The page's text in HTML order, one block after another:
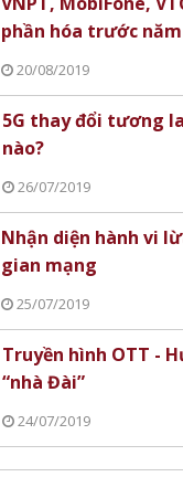
phần hóa trước năm
20/08/2019
5G thay đổi tương
nào?
26/07/2019
Nhận diện hành vi
gian mạng
25/07/2019
Truyền hình OTT -
“nhà Đài”
24/07/2019